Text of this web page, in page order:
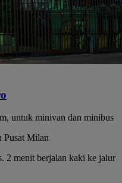
untuk minivan dan minibus
Pusat Milan
2 menit berjalan kaki ke jalur